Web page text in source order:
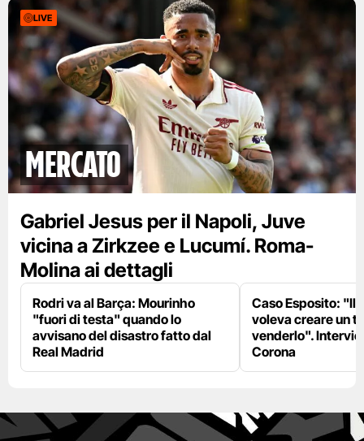
LIVE
mercato
Gabriel Jesus per il Napoli, Juve
vicina a Zirkzee e Lucumí. Roma-
Molina ai dettagli
Rodri va al Barça: Mourinho
"fuori di testa" quando lo
avvisano del disastro fatto dal
Real Madrid
Caso Esposito: "Il
voleva creare un
venderlo".
Corona